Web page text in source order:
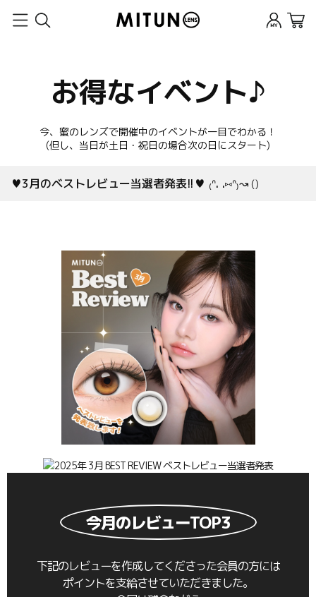
お得なイベント♪
今、蜜のレンズで開催中のイベントが一目でわかる！
(但し、当日が土日・祝日の場合次の日にスタート)
♥3月のベストレビュー当選者発表!!♥ ₍ᐢ. .⑅ᐢ₎↝ ()
今月のレビューTOP3
下記のレビューを作成してくださった会員の方には
ポイントを支給させていただきました。